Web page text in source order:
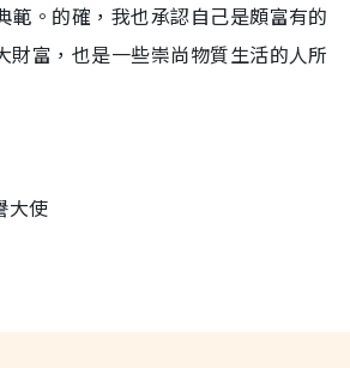
。的確，我也承認自己是頗富有的
財富，也是一些崇尚物質生活的人所
大使